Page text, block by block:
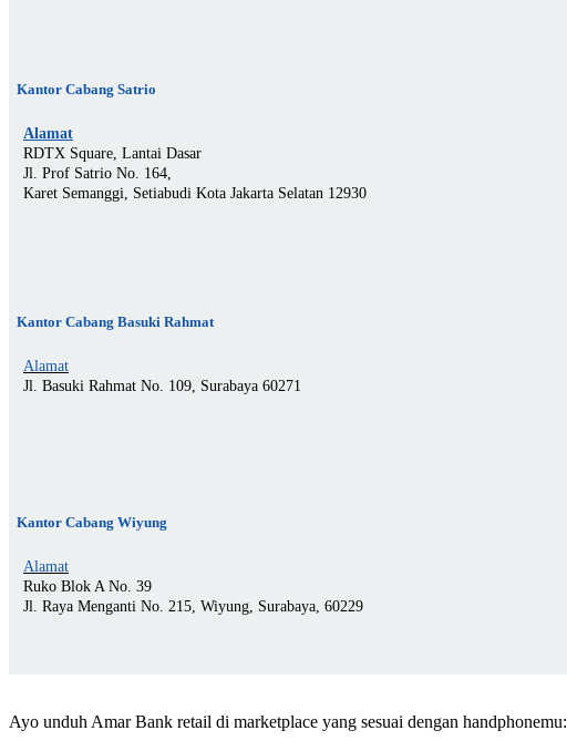
Kantor Cabang Satrio
Alamat
RDTX Square, Lantai Dasar
Jl. Prof Satrio No. 164,
Karet Semanggi, Setiabudi Kota Jakarta Selatan 12930
Kantor Cabang Basuki Rahmat
Alamat
Jl. Basuki Rahmat No. 109, Surabaya 60271
Kantor Cabang Wiyung
Alamat
Ruko Blok A No. 39
Jl. Raya Menganti No. 215, Wiyung, Surabaya, 60229
Ayo unduh Amar Bank retail di marketplace yang sesuai dengan handphonemu: